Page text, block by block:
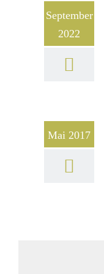
September
2022
Mai 2017